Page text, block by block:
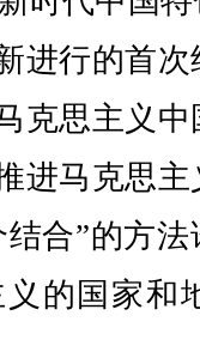
进行的首
克思主义
进马克思
合”的方
的国家和